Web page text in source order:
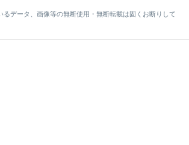
データ、画像等の無断使用・無断転載は固くお断りして